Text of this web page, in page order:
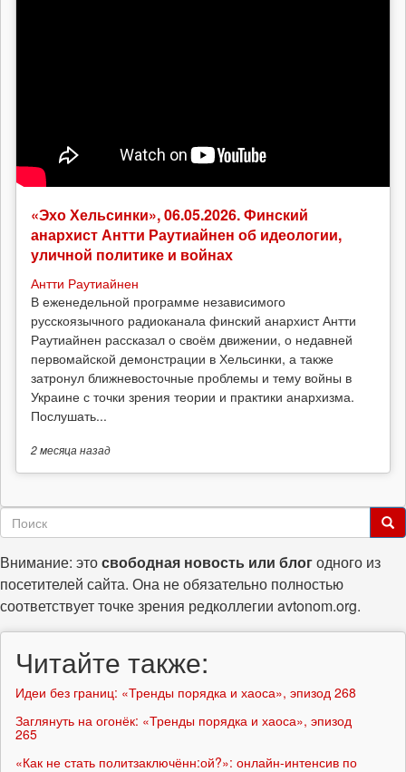
«Эхо Хельсинки», 06.05.2026. Финский
анархист Антти Раутиайнен об идеологии,
уличной политике и войнах
Антти Раутиайнен
В еженедельной программе независимого
русскоязычного радиоканала финский анархист Антти
Раутиайнен рассказал о своём движении, о недавней
первомайской демонстрации в Хельсинки, а также
затронул ближневосточные проблемы и тему войны в
Украине с точки зрения теории и практики анархизма.
Послушать...
2 месяцаназад
Форма
поиска
Внимание: этосвободная новость или блогодного из
посетителей сайта. Она не обязательно полностью
соответствует точке зрения редколлегии avtonom.org.
Читайте также:
Идеи без границ: «Тренды порядка и хаоса», эпизод 268
Заглянуть на огонёк: «Тренды порядка и хаоса», эпизод
265
«Как не стать политзаключённ:ой?»: онлайн-интенсив по